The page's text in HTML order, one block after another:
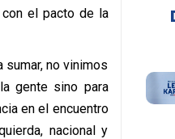
el pacto de la
no vinimos
gente sino para
en el encuentro
nacional y